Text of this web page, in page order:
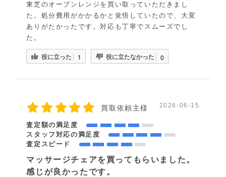
東芝のオーブンレンジを買い取っていただきまし
た。処分費用がかかるかと覚悟していたので、大変
ありがたかったです。対応も丁寧でスムーズでし
た。
役に立った 1 役に立たなかった 0
買取依頼主様 2026-06-15
査定額の満足度
スタッフ対応の満足度
査定スピード
マッサージチェアを買ってもらいました。
感じが良かったです。